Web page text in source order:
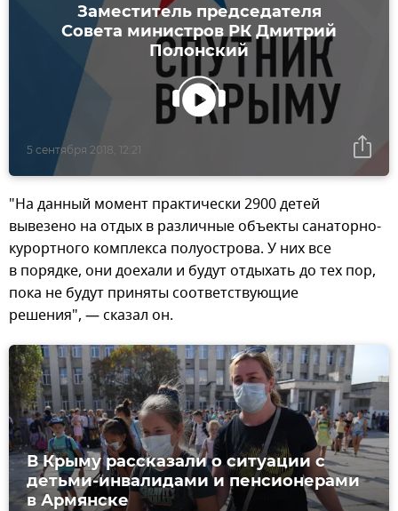
Заместитель председателя
Совета министров РК Дмитрий
Полонский
5 сентября 2018, 12:21
"На данный момент практически 2900 детей
вывезено на отдых в различные объекты санаторно-
курортного комплекса полуострова. У них все
в порядке, они доехали и будут отдыхать до тех пор,
пока не будут приняты соответствующие
решения", — сказал он.
В Крыму рассказали о ситуации с
детьми-инвалидами и пенсионерами
в Армянске